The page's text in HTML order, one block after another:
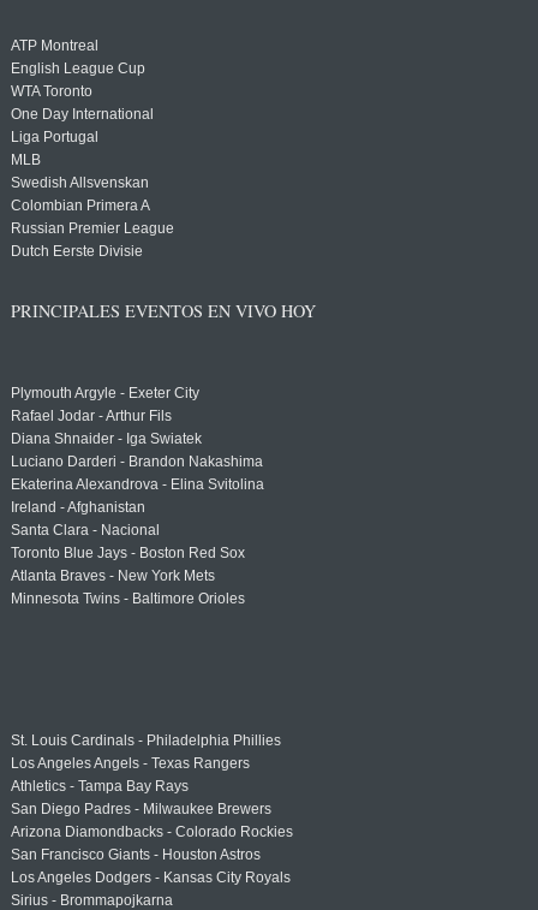
ATP Montreal
English League Cup
WTA Toronto
One Day International
Liga Portugal
MLB
Swedish Allsvenskan
Colombian Primera A
Russian Premier League
Dutch Eerste Divisie
PRINCIPALES EVENTOS EN VIVO HOY
Plymouth Argyle - Exeter City
Rafael Jodar - Arthur Fils
Diana Shnaider - Iga Swiatek
Luciano Darderi - Brandon Nakashima
Ekaterina Alexandrova - Elina Svitolina
Ireland - Afghanistan
Santa Clara - Nacional
Toronto Blue Jays - Boston Red Sox
Atlanta Braves - New York Mets
Minnesota Twins - Baltimore Orioles
St. Louis Cardinals - Philadelphia Phillies
Los Angeles Angels - Texas Rangers
Athletics - Tampa Bay Rays
San Diego Padres - Milwaukee Brewers
Arizona Diamondbacks - Colorado Rockies
San Francisco Giants - Houston Astros
Los Angeles Dodgers - Kansas City Royals
Sirius - Brommapojkarna